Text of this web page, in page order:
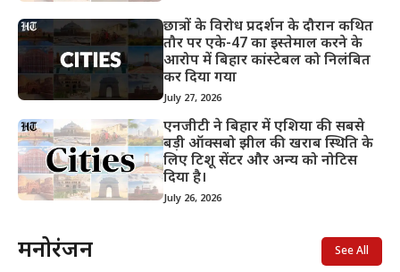
छात्रों के विरोध प्रदर्शन के दौरान कथित
तौर पर एके-47 का इस्तेमाल करने के
आरोप में बिहार कांस्टेबल को निलंबित
कर दिया गया
July 27, 2026
एनजीटी ने बिहार में एशिया की सबसे
बड़ी ऑक्सबो झील की खराब स्थिति के
लिए टिशू सेंटर और अन्य को नोटिस
दिया है।
July 26, 2026
मनोरंजन See All